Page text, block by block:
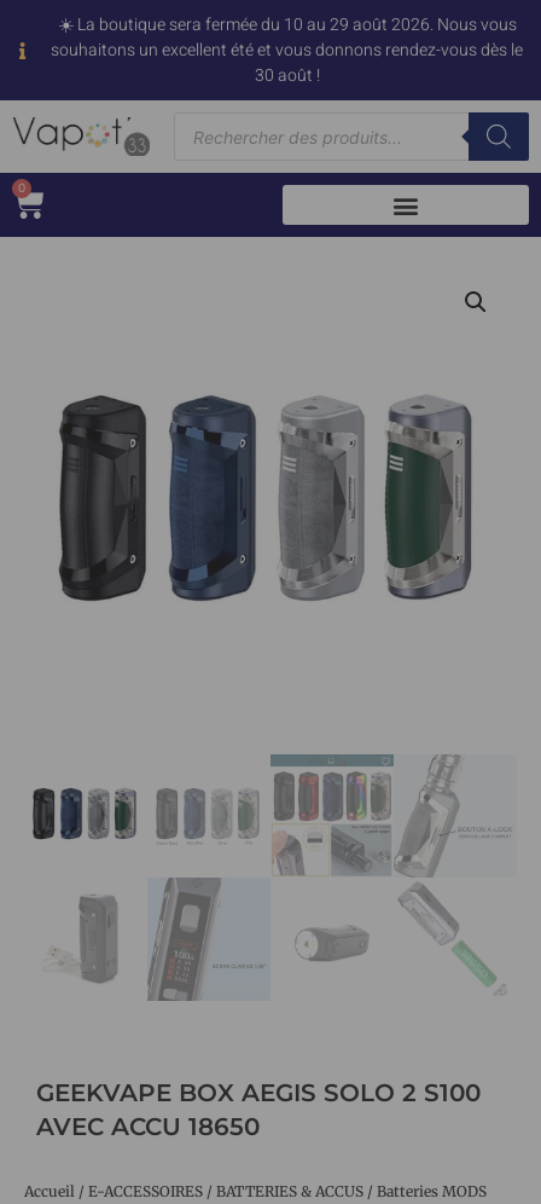
☀️ La boutique sera fermée du 10 au 29 août 2026. Nous vous
souhaitons un excellent été et vous donnons rendez-vous dès le
30 août !
0
GEEKVAPE BOX AEGIS SOLO 2 S100
AVEC ACCU 18650
Accueil / E-ACCESSOIRES / BATTERIES & ACCUS / Batteries MODS